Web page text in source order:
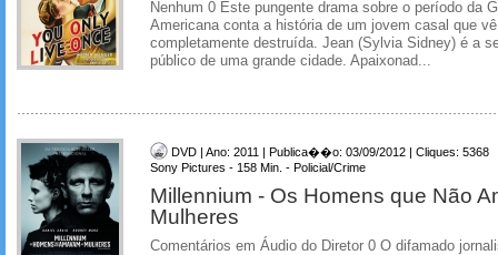
Nenhum 0 Este pungente drama sobre o período da
Americana conta a história de um jovem casal que
completamente destruída. Jean (Sylvia Sidney) é a
público de uma grande cidade. Apaixonad...
DVD | Ano: 2011 | Publica��o: 03/09/2012 | Cliques: 5368
Sony Pictures - 158 Min. - Policial/Crime
Millennium - Os Homens que Não
Mulheres
Comentários em Áudio do Diretor 0 O difamado